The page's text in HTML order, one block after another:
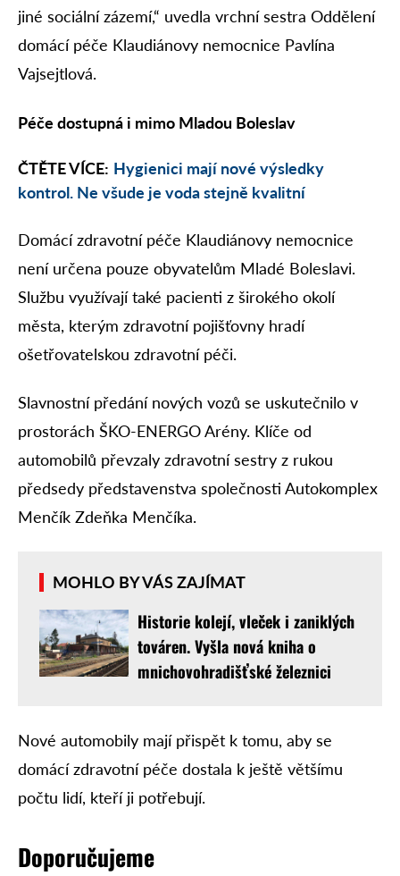
jiné sociální zázemí,“ uvedla vrchní sestra Oddělení
domácí péče Klaudiánovy nemocnice Pavlína
Vajsejtlová.
Péče dostupná i mimo Mladou Boleslav
ČTĚTE VÍCE: Hygienici mají nové výsledky
kontrol. Ne všude je voda stejně kvalitní
Domácí zdravotní péče Klaudiánovy nemocnice
není určena pouze obyvatelům Mladé Boleslavi.
Službu využívají také pacienti z širokého okolí
města, kterým zdravotní pojišťovny hradí
ošetřovatelskou zdravotní péči.
Slavnostní předání nových vozů se uskutečnilo v
prostorách ŠKO-ENERGO Arény. Klíče od
automobilů převzaly zdravotní sestry z rukou
předsedy představenstva společnosti Autokomplex
Menčík Zdeňka Menčíka.
MOHLO BY VÁS ZAJÍMAT
Historie kolejí, vleček i zaniklých
továren. Vyšla nová kniha o
mnichovohradišťské železnici
Nové automobily mají přispět k tomu, aby se
domácí zdravotní péče dostala k ještě většímu
počtu lidí, kteří ji potřebují.
Doporučujeme